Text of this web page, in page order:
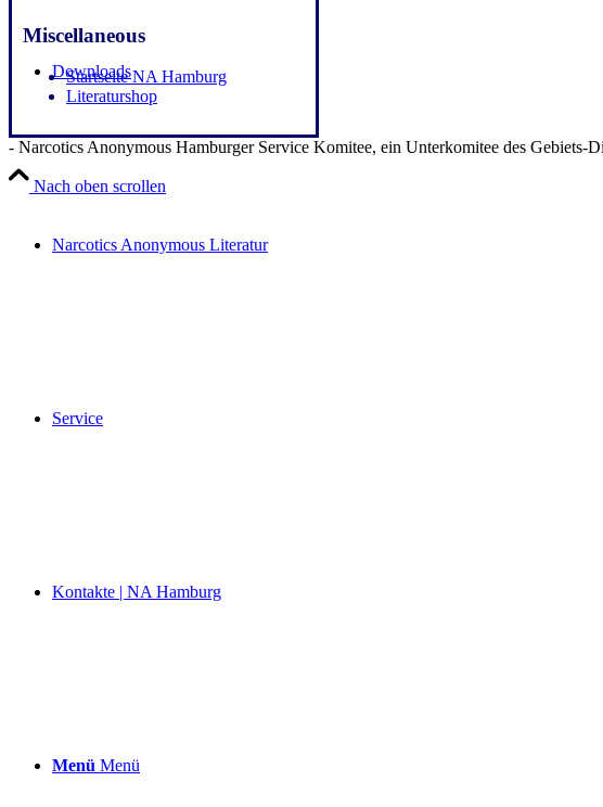
Downloads
Narcotics Anonymous Literatur
Service
Kontakte | NA Hamburg
Menü Menü
Miscellaneous
Startseite NA Hamburg
Literaturshop
- Narcotics Anonymous Hamburger Service Komitee, ein Unterkomitee des Gebiets-
Nach oben scrollen